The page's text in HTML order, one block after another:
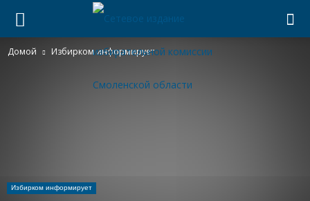
Домой Избирком информирует
Избирком информирует